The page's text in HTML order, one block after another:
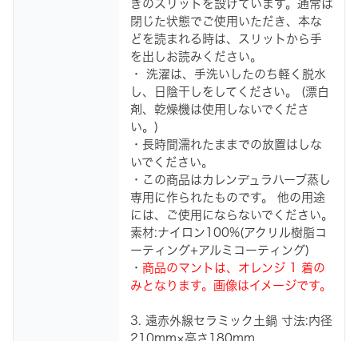
きのスリットを設けています。通常は
閉じた状態でご使用いただき、本な
どを読まれる時は、スリットから手
を出しお読みください。
・ 洗濯は、手洗いしたのち軽く脱水
し、日陰干しをしてください。 (漂白
剤、乾燥機は使用しないでくださ
い。)
・長時間濡れたままでの放置はしな
いでください。
・この商品はカレンデュラハーブ蒸し
専用に作られたものです。 他の用途
には、ご使用にならないでください。
素材:ナイロン100%(アクリル樹脂コ
ーティング+アルミコーティング)
・ 商品のマントは、オレンジ 1 着の
みとなります。画像はイメージです。
3. 遠赤外線セラミック土鍋 寸法:内径
210mm×高さ180mm